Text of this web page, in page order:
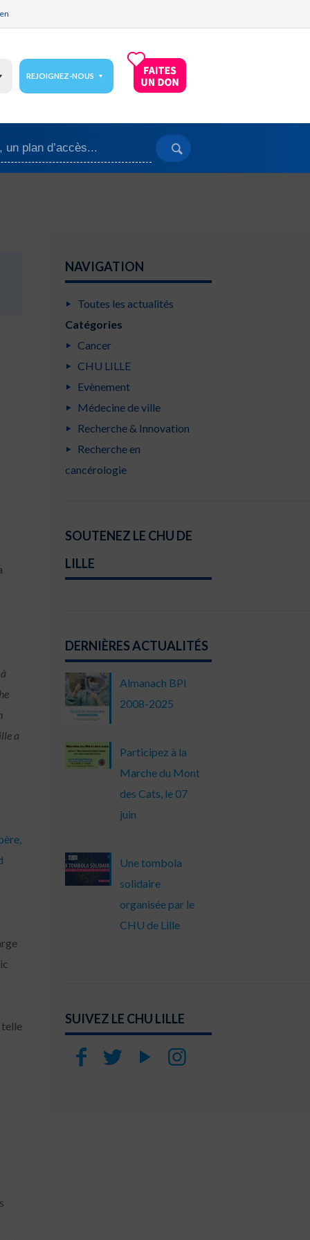
REJOIGNEZ-NOUS
a
telle
NAVIGATION
Toutes les actualités
Catégories
Cancer
CHU LILLE
Evènement
Médecine de ville
Recherche & Innovation
Recherche en
cancérologie
SOUTENEZ LE CHU DE
LILLE
DERNIÈRES ACTUALITÉS
Almanach BPI
2008-2025
Participez à la
Marche du Mont
des Cats, le 07
juin
Une tombola
solidaire
organisée par le
CHU de Lille
SUIVEZ LE CHU LILLE